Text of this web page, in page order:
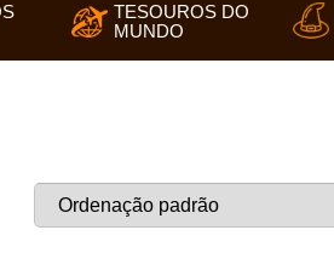
TESOUROS DO
MUNDO